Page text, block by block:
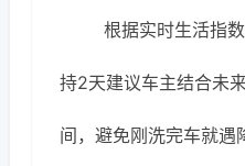
根据实时生活指
持2天建议车主结合未
间，避免刚洗完车就遇